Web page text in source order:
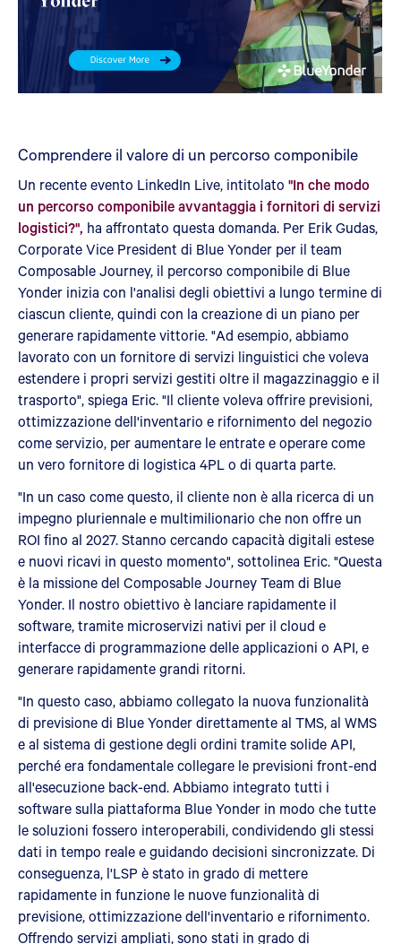
Comprendere il valore di un percorso componibile
Un recente evento LinkedIn Live, intitolato "In che modo
un percorso componibile avvantaggia i fornitori di servizi
logistici?", ha affrontato questa domanda. Per Erik Gudas,
Corporate Vice President di Blue Yonder per il team
Composable Journey, il percorso componibile di Blue
Yonder inizia con l'analisi degli obiettivi a lungo termine di
ciascun cliente, quindi con la creazione di un piano per
generare rapidamente vittorie. "Ad esempio, abbiamo
lavorato con un fornitore di servizi linguistici che voleva
estendere i propri servizi gestiti oltre il magazzinaggio e il
trasporto", spiega Eric. "Il cliente voleva offrire previsioni,
ottimizzazione dell'inventario e rifornimento del negozio
come servizio, per aumentare le entrate e operare come
un vero fornitore di logistica 4PL o di quarta parte.
"In un caso come questo, il cliente non è alla ricerca di un
impegno pluriennale e multimilionario che non offre un
ROI fino al 2027. Stanno cercando capacità digitali estese
e nuovi ricavi in questo momento", sottolinea Eric. "Questa
è la missione del Composable Journey Team di Blue
Yonder. Il nostro obiettivo è lanciare rapidamente il
software, tramite microservizi nativi per il cloud e
interfacce di programmazione delle applicazioni o API, e
generare rapidamente grandi ritorni.
"In questo caso, abbiamo collegato la nuova funzionalità
di previsione di Blue Yonder direttamente al TMS, al WMS
e al sistema di gestione degli ordini tramite solide API,
perché era fondamentale collegare le previsioni front-end
all'esecuzione back-end. Abbiamo integrato tutti i
software sulla piattaforma Blue Yonder in modo che tutte
le soluzioni fossero interoperabili, condividendo gli stessi
dati in tempo reale e guidando decisioni sincronizzate. Di
conseguenza, l'LSP è stato in grado di mettere
rapidamente in funzione le nuove funzionalità di
previsione, ottimizzazione dell'inventario e rifornimento.
Offrendo servizi ampliati, sono stati in grado di